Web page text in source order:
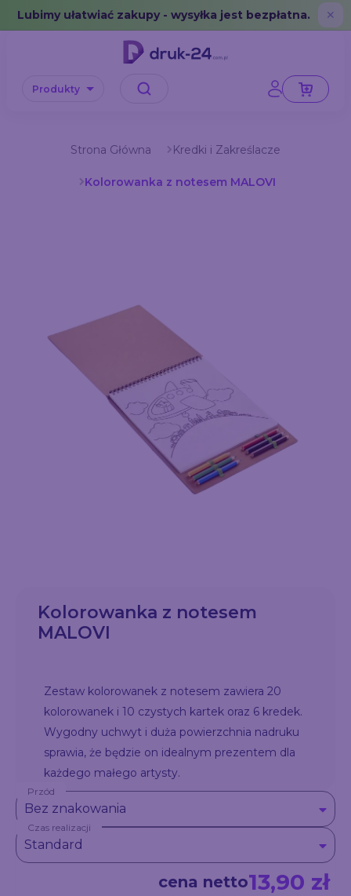
Error: No data in cache or invalid format
Lubimy ułatwiać zakupy - wysyłka jest bezpłatna. ✕
Produkty
Strona Główna Kredki i Zakreślacze
Kolorowanka z notesem MALOVI
Kolorowanka z notesem
MALOVI
Zestaw kolorowanek z notesem zawiera 20
kolorowanek i 10 czystych kartek oraz 6 kredek.
Wygodny uchwyt i duża powierzchnia nadruku
sprawia, że będzie on idealnym prezentem dla
każdego małego artysty.
Przód
Bez znakowania
Czas realizacji
Standard
cena netto13,90 zł